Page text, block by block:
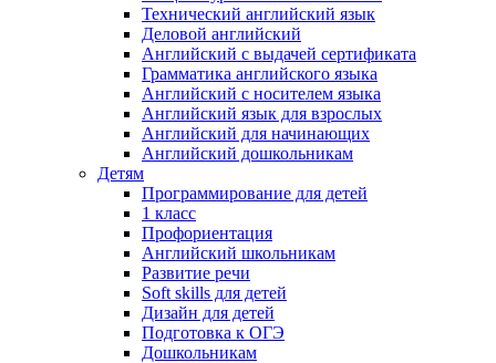
Технический английский язык
Деловой английский
Английский с выдачей сертификата
Грамматика английского языка
Английский с носителем языка
Английский язык для взрослых
Английский для начинающих
Английский дошкольникам
Детям
Программирование для детей
1 класс
Профориентация
Английский школьникам
Развитие речи
Soft skills для детей
Дизайн для детей
Подготовка к ОГЭ
Дошкольникам